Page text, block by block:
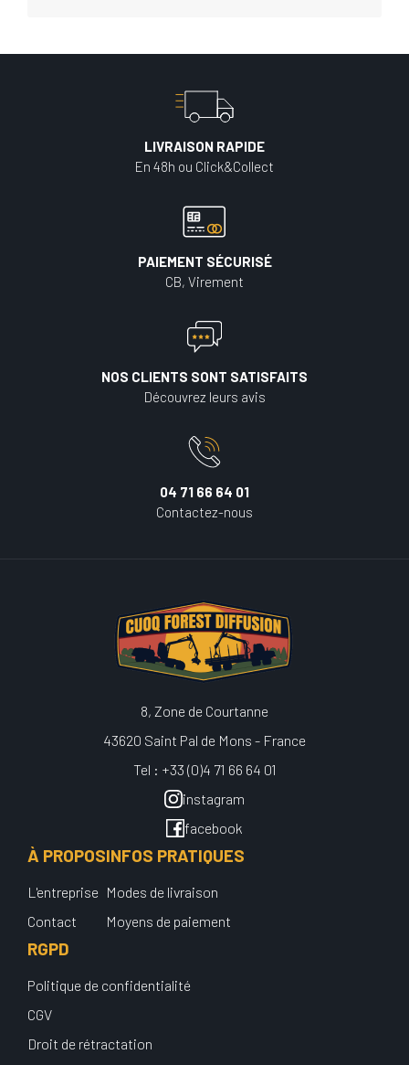
LIVRAISON RAPIDE
En 48h ou Click&Collect
PAIEMENT SÉCURISÉ
CB, Virement
NOS CLIENTS SONT SATISFAITS
Découvrez leurs avis
04 71 66 64 01
Contactez-nous
8, Zone de Courtanne
43620 Saint Pal de Mons - France
Tel : +33 (0)4 71 66 64 01
instagram
facebook
À PROPOS
L'entreprise
Contact
INFOS PRATIQUES
Modes de livraison
Moyens de paiement
RGPD
Politique de confidentialité
CGV
Droit de rétractation